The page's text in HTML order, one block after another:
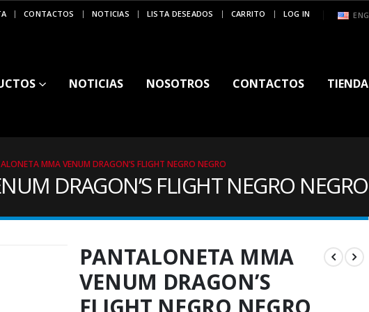
CONTACTOS NOTICIAS LISTA DESEADOS CARRITO LOG IN ENG
NOTICIAS NOSOTROS CONTACTOS TIENDA
MMA VENUM DRAGON’S FLIGHT NEGRO NEGRO
DRAGON’S FLIGHT NEGRO NEGRO
PANTALONETA MMA
VENUM DRAGON’S